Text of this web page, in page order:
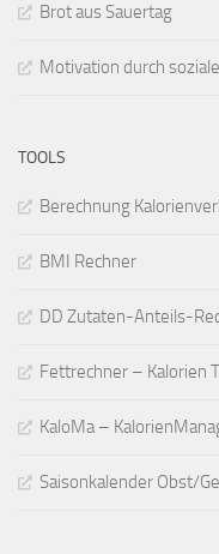
Brot aus Sauertag
Motivation durch
TOOLS
Berechnung
BMI Rechner
DD Zutaten-Anteils-
Fettrechner – Kalorien
KaloMa –
Saisonkalender Obst/